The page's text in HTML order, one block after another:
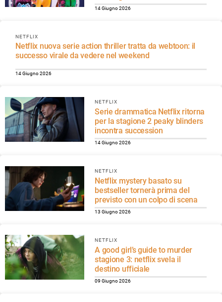
14 Giugno 2026
NETFLIX
Netflix nuova serie action thriller tratta da webtoon: il
successo virale da vedere nel weekend
14 Giugno 2026
NETFLIX
Serie drammatica Netflix ritorna
per la stagione 2 peaky blinders
incontra succession
14 Giugno 2026
NETFLIX
Netflix mystery basato su
bestseller tornerà prima del
previsto con un colpo di scena
13 Giugno 2026
NETFLIX
A good girl’s guide to murder
stagione 3: netflix svela il
destino ufficiale
09 Giugno 2026